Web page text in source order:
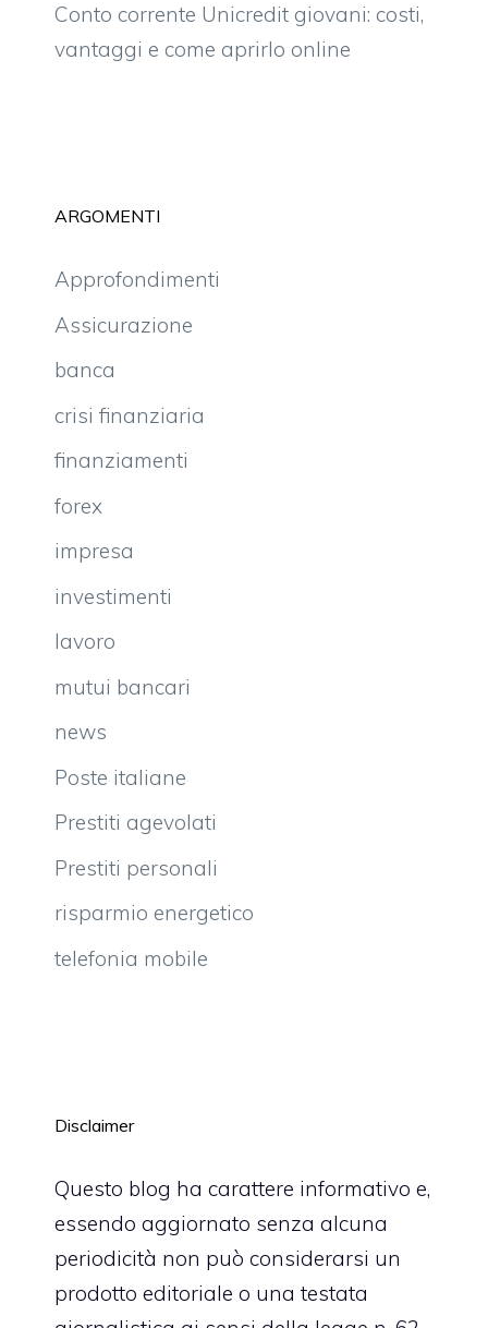
Conto corrente Unicredit giovani: costi,
vantaggi e come aprirlo online
ARGOMENTI
Approfondimenti
Assicurazione
banca
crisi finanziaria
finanziamenti
forex
impresa
investimenti
lavoro
mutui bancari
news
Poste italiane
Prestiti agevolati
Prestiti personali
risparmio energetico
telefonia mobile
Disclaimer
Questo blog ha carattere informativo e,
essendo aggiornato senza alcuna
periodicità non può considerarsi un
prodotto editoriale o una testata